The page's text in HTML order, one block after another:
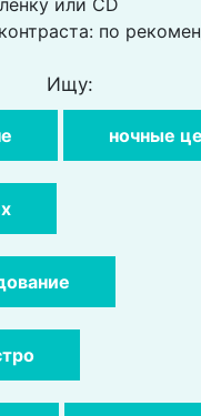
или CD
по
Ищу:
ночные